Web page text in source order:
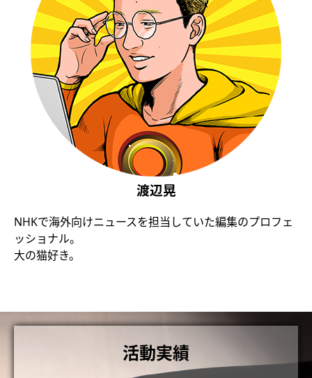
渡辺晃
NHKで海外向けニュースを担当していた編集のプロフェ
ッショナル。
大の猫好き。
活動実績